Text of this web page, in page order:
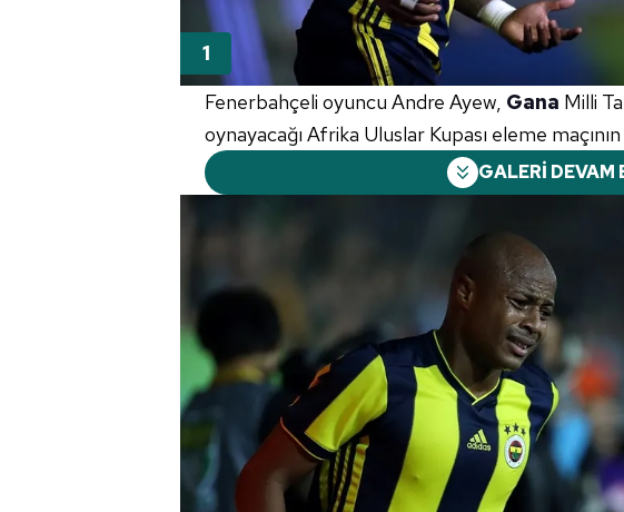
Fenerbahçeli oyuncu Andre Ayew, Gana Milli
oynayacağı Afrika Uluslar Kupası eleme
GALERİ DEVAM